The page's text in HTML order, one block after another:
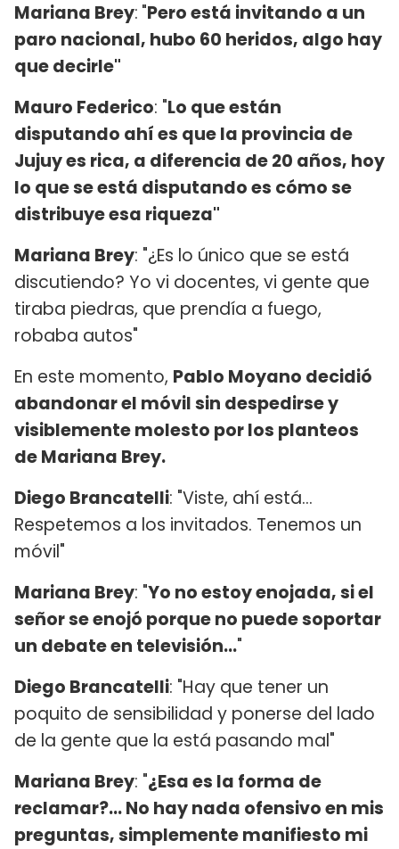
Mariana Brey: "Pero está invitando a un
paro nacional, hubo 60 heridos, algo hay
que decirle"
Mauro Federico: "Lo que están
disputando ahí es que la provincia de
Jujuy es rica, a diferencia de 20 años, hoy
lo que se está disputando es cómo se
distribuye esa riqueza"
Mariana Brey: "¿Es lo único que se está
discutiendo? Yo vi docentes, vi gente que
tiraba piedras, que prendía a fuego,
robaba autos"
En este momento, Pablo Moyano decidió
abandonar el móvil sin despedirse y
visiblemente molesto por los planteos
de Mariana Brey.
Diego Brancatelli: "Viste, ahí está...
Respetemos a los invitados. Tenemos un
móvil"
Mariana Brey: "Yo no estoy enojada, si el
señor se enojó porque no puede soportar
un debate en televisión..."
Diego Brancatelli: "Hay que tener un
poquito de sensibilidad y ponerse del lado
de la gente que la está pasando mal"
Mariana Brey: "¿Esa es la forma de
reclamar?... No hay nada ofensivo en mis
preguntas, simplemente manifiesto mi